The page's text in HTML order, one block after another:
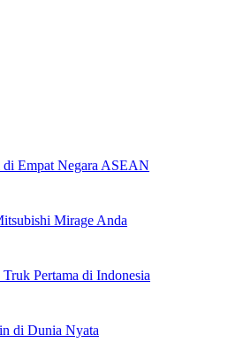
Empat Negara ASEAN
Mirage Anda
Pertama di Indonesia
di Dunia Nyata